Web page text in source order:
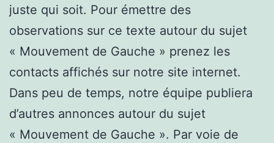
juste qui soit. Pour émettre des
observations sur ce texte autour du sujet
« Mouvement de Gauche » prenez les
contacts affichés sur notre site internet.
Dans peu de temps, notre équipe publiera
d’autres annonces autour du sujet
« Mouvement de Gauche ». Par voie de